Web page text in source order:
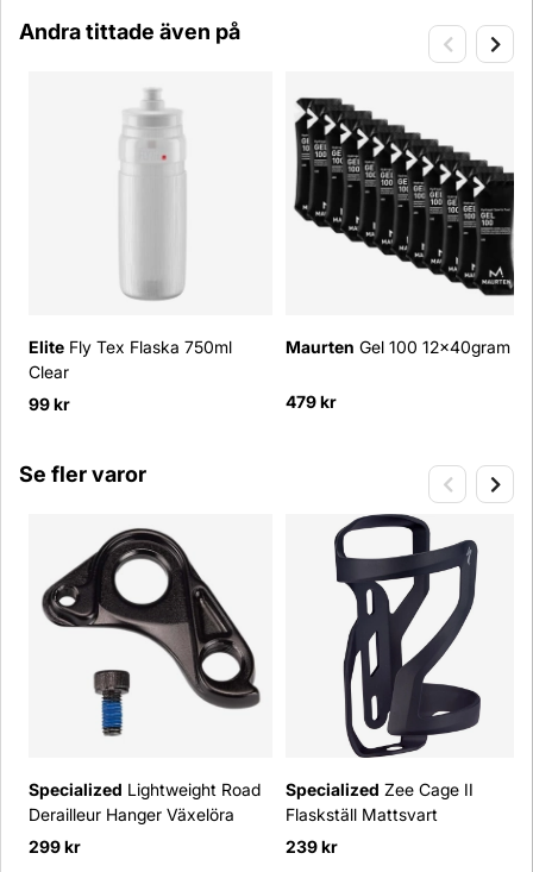
Andra tittade även på
Elite Fly Tex Flaska 750ml
Clear
99 kr
Maurten Gel 100 12x40gram
479 kr
Se fler varor
Specialized Lightweight Road
Derailleur Hanger Växelöra
299 kr
Specialized Zee Cage II
Flaskställ Mattsvart
239 kr